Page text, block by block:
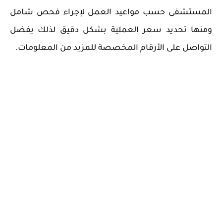
المستشفى حسب مواعيد العمل لإجراء فحص شامل
ومنها تحديد سعر العملية بشكل دقيق لذلك يفضل
التواصل على الأرقام المخصصة للمزيد من المعلومات.